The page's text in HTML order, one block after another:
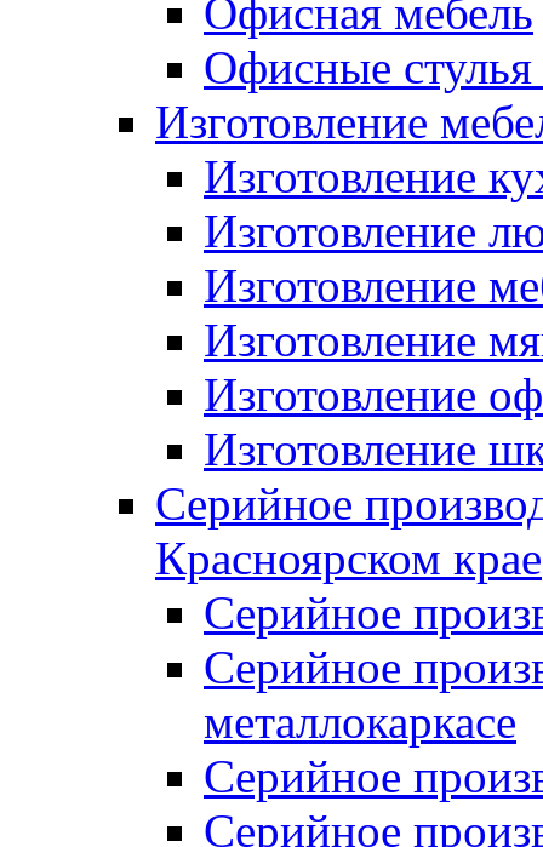
Офисная мебель
Офисные стулья
Изготовление
Изготовление
Изготовление
Изготовление
Изготовление
Изготовление
Изготовление
Серийное
Красноярском крае
Серийное
Серийное
металлокаркасе
Серийное
Серийное